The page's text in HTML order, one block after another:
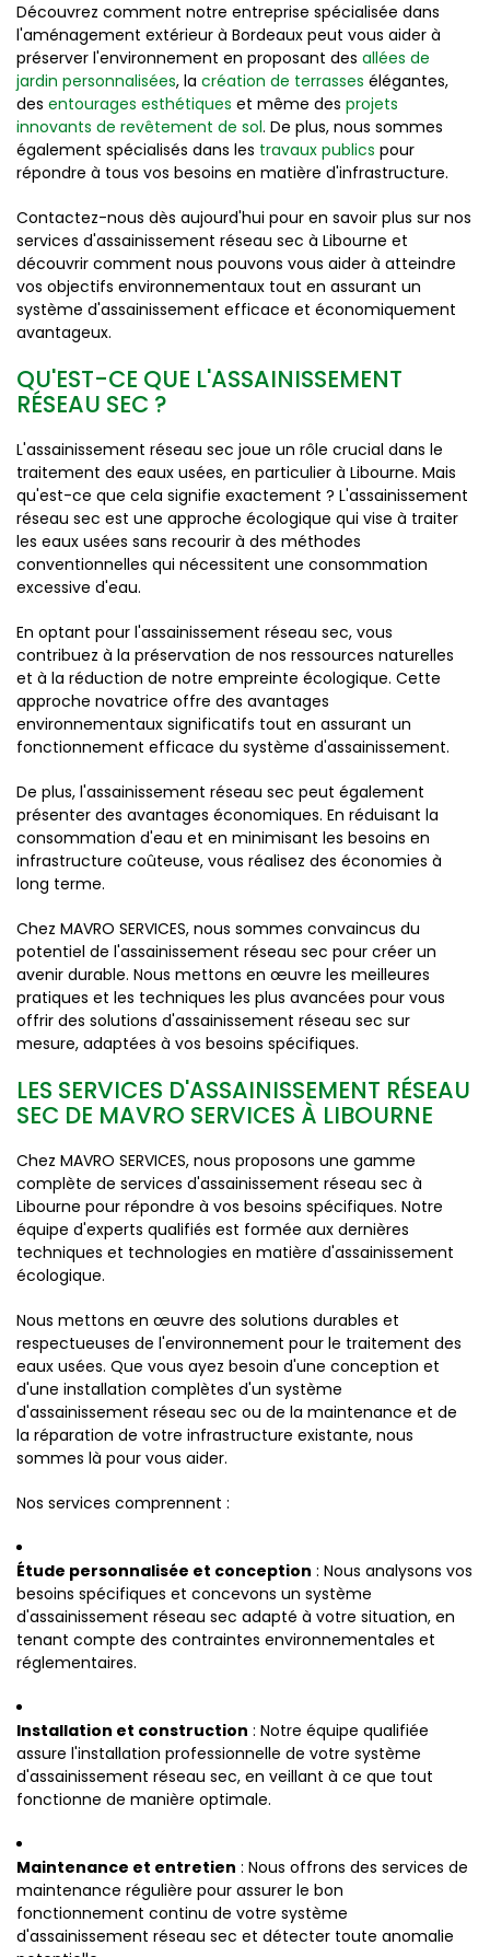
Découvrez comment notre entreprise spécialisée dans
l'aménagement extérieur à Bordeaux peut vous aider à
préserver l'environnement en proposant des allées de
jardin personnalisées, la création de terrasses élégantes,
des entourages esthétiques et même des projets
innovants de revêtement de sol. De plus, nous sommes
également spécialisés dans les travaux publics pour
répondre à tous vos besoins en matière d'infrastructure.
Contactez-nous dès aujourd'hui pour en savoir plus sur nos
services d'assainissement réseau sec à Libourne et
découvrir comment nous pouvons vous aider à atteindre
vos objectifs environnementaux tout en assurant un
système d'assainissement efficace et économiquement
avantageux.
QU'EST-CE QUE L'ASSAINISSEMENT
RÉSEAU SEC ?
L'assainissement réseau sec joue un rôle crucial dans le
traitement des eaux usées, en particulier à Libourne. Mais
qu'est-ce que cela signifie exactement ? L'assainissement
réseau sec est une approche écologique qui vise à traiter
les eaux usées sans recourir à des méthodes
conventionnelles qui nécessitent une consommation
excessive d'eau.
En optant pour l'assainissement réseau sec, vous
contribuez à la préservation de nos ressources naturelles
et à la réduction de notre empreinte écologique. Cette
approche novatrice offre des avantages
environnementaux significatifs tout en assurant un
fonctionnement efficace du système d'assainissement.
De plus, l'assainissement réseau sec peut également
présenter des avantages économiques. En réduisant la
consommation d'eau et en minimisant les besoins en
infrastructure coûteuse, vous réalisez des économies à
long terme.
Chez MAVRO SERVICES, nous sommes convaincus du
potentiel de l'assainissement réseau sec pour créer un
avenir durable. Nous mettons en œuvre les meilleures
pratiques et les techniques les plus avancées pour vous
offrir des solutions d'assainissement réseau sec sur
mesure, adaptées à vos besoins spécifiques.
LES SERVICES D'ASSAINISSEMENT RÉSEAU
SEC DE MAVRO SERVICES À LIBOURNE
Chez MAVRO SERVICES, nous proposons une gamme
complète de services d'assainissement réseau sec à
Libourne pour répondre à vos besoins spécifiques. Notre
équipe d'experts qualifiés est formée aux dernières
techniques et technologies en matière d'assainissement
écologique.
Nous mettons en œuvre des solutions durables et
respectueuses de l'environnement pour le traitement des
eaux usées. Que vous ayez besoin d'une conception et
d'une installation complètes d'un système
d'assainissement réseau sec ou de la maintenance et de
la réparation de votre infrastructure existante, nous
sommes là pour vous aider.
Nos services comprennent :
Étude personnalisée et conception : Nous analysons vos
besoins spécifiques et concevons un système
d'assainissement réseau sec adapté à votre situation, en
tenant compte des contraintes environnementales et
réglementaires.
Installation et construction : Notre équipe qualifiée
assure l'installation professionnelle de votre système
d'assainissement réseau sec, en veillant à ce que tout
fonctionne de manière optimale.
Maintenance et entretien : Nous offrons des services de
maintenance régulière pour assurer le bon
fonctionnement continu de votre système
d'assainissement réseau sec et détecter toute anomalie